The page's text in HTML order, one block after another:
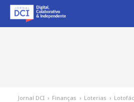
Jornal DCI › Finanças › Loterias ›